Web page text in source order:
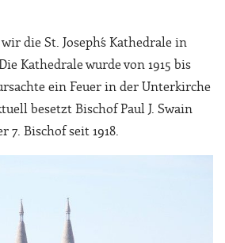
die St. Joseph´s Kathedrale in
Kathedrale wurde von 1915 bis
ein Feuer in der Unterkirche
besetzt Bischof Paul J. Swain
7. Bischof seit 1918.